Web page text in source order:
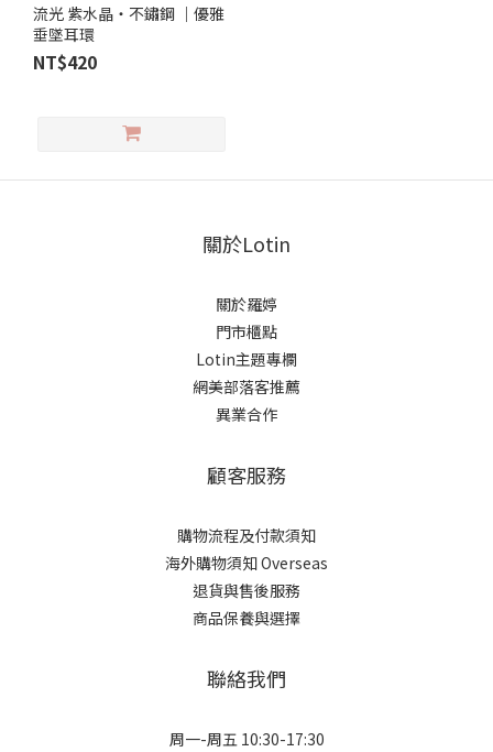
流光 紫水晶‧不鏽鋼 ｜優雅
垂墜耳環
NT$420
關於Lotin
關於羅婷
門市櫃點
Lotin主題專欄
網美部落客推薦
異業合作
顧客服務
購物流程及付款須知
海外購物須知 Overseas
退貨與售後服務
商品保養與選擇
聯絡我們
周一-周五 10:30-17:30